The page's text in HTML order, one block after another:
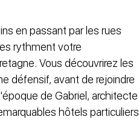
en passant par les rues
rythment votre
Vous découvrirez les
défensif, avant de rejoindre
de Gabriel, architecte
hôtels particuliers